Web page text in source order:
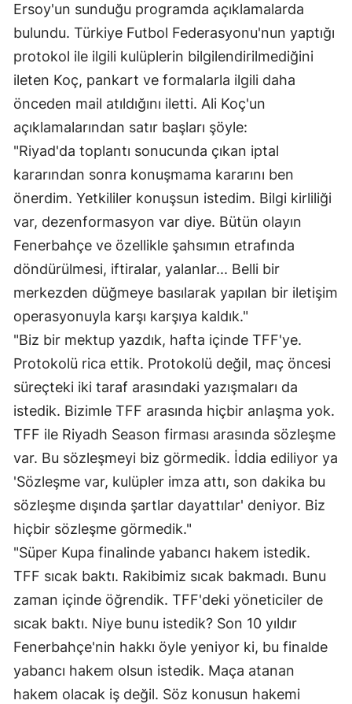
Ersoy'un sunduğu programda açıklamalarda
bulundu. Türkiye Futbol Federasyonu'nun yaptığı
protokol ile ilgili kulüplerin bilgilendirilmediğini
ileten Koç, pankart ve formalarla ilgili daha
önceden mail atıldığını iletti. Ali Koç'un
açıklamalarından satır başları şöyle:
"Riyad'da toplantı sonucunda çıkan iptal
kararından sonra konuşmama kararını ben
önerdim. Yetkililer konuşsun istedim. Bilgi kirliliği
var, dezenformasyon var diye. Bütün olayın
Fenerbahçe ve özellikle şahsımın etrafında
döndürülmesi, iftiralar, yalanlar... Belli bir
merkezden düğmeye basılarak yapılan bir iletişim
operasyonuyla karşı karşıya kaldık."
"Biz bir mektup yazdık, hafta içinde TFF'ye.
Protokolü rica ettik. Protokolü değil, maç öncesi
süreçteki iki taraf arasındaki yazışmaları da
istedik. Bizimle TFF arasında hiçbir anlaşma yok.
TFF ile Riyadh Season firması arasında sözleşme
var. Bu sözleşmeyi biz görmedik. İddia ediliyor ya
'Sözleşme var, kulüpler imza attı, son dakika bu
sözleşme dışında şartlar dayattılar' deniyor. Biz
hiçbir sözleşme görmedik."
"Süper Kupa finalinde yabancı hakem istedik.
TFF sıcak baktı. Rakibimiz sıcak bakmadı. Bunu
zaman içinde öğrendik. TFF'deki yöneticiler de
sıcak baktı. Niye bunu istedik? Son 10 yıldır
Fenerbahçe'nin hakkı öyle yeniyor ki, bu finalde
yabancı hakem olsun istedik. Maça atanan
hakem olacak iş değil. Söz konusun hakemi